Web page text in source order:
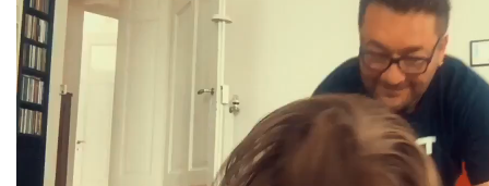
Ankara
Kemal
Erdoğan:
'Kurultay
İtalyan